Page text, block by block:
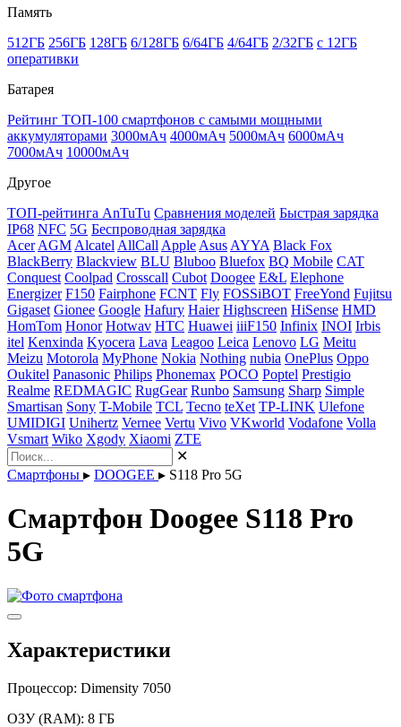
Память
512ГБ 256ГБ 128ГБ 6/128ГБ 6/64ГБ 4/64ГБ 2/32ГБ с 12ГБ
оперативки
Батарея
Рейтинг ТОП-100 смартфонов с самыми мощными
аккумуляторами 3000мАч 4000мАч 5000мАч 6000мАч
7000мАч 10000мАч
Другое
ТОП-рейтинга AnTuTu Сравнения моделей Быстрая зарядка
IP68 NFC 5G Беспроводная зарядка
Acer AGM Alcatel AllCall Apple Asus AYYA Black Fox
BlackBerry Blackview BLU Bluboo Bluefox BQ Mobile CAT
Conquest Coolpad Crosscall Cubot Doogee E&L Elephone
Energizer F150 Fairphone FCNT Fly FOSSiBOT FreeYond Fujitsu
Gigaset Gionee Google Hafury Haier Highscreen HiSense HMD
HomTom Honor Hotwav HTC Huawei iiiF150 Infinix INOI Irbis
itel Kenxinda Kyocera Lava Leagoo Leica Lenovo LG Meitu
Meizu Motorola MyPhone Nokia Nothing nubia OnePlus Oppo
Oukitel Panasonic Philips Phonemax POCO Poptel Prestigio
Realme REDMAGIC RugGear Runbo Samsung Sharp Simple
Smartisan Sony T-Mobile TCL Tecno teXet TP-LINK Ulefone
UMIDIGI Unihertz Vernee Vertu Vivo VKworld Vodafone Volla
Vsmart Wiko Xgody Xiaomi ZTE
✕
Смартфоны ▸ DOOGEE ▸ S118 Pro 5G
Смартфон Doogee S118 Pro
5G
Характеристики
Процессор: Dimensity 7050
ОЗУ (RAM): 8 ГБ